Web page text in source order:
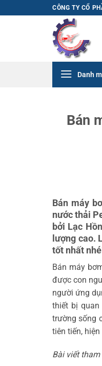
qua
CÔNG TY CỔ
Danh
Bán
Bán máy
nước thải
bởi Lạc
lượng cao.
tốt nhất
Bán máy
được con
người ứng
thiết bị
trường sống
tiên tiến,
Bài viết